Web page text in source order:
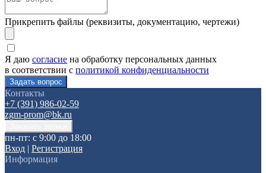
Прикрепить файлы (реквизиты, документацию, чертежи)
Я даю согласие на обработку персональных данных
в соответствии с политикой конфиденциальности
Контакты
+7 (391) 986-02-59
zgm-prom@bk.ru
пн-пт: с 9:00 до 18:00
Вход | Регистрация
Информация